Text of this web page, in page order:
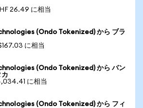
26.49 に相当
(Ondo Tokenized) から ブラ
に相当
(Ondo Tokenized) から バン
に相当
(Ondo Tokenized) から フィ